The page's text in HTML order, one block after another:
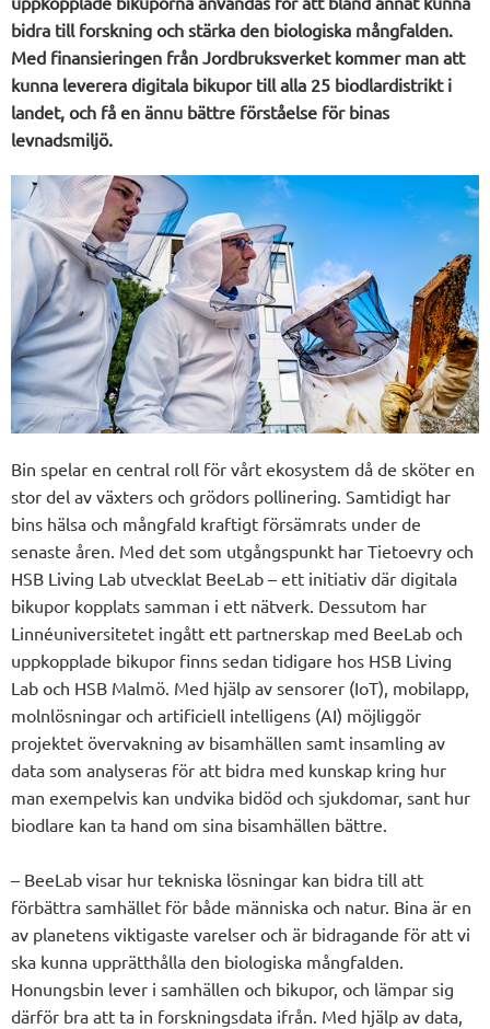
bidra till forskning och stärka den biologiska mångfalden.
Med finansieringen från Jordbruksverket kommer man att
kunna leverera digitala bikupor till alla 25 biodlardistrikt i
landet, och få en ännu bättre förståelse för binas
levnadsmiljö.
Bin spelar en central roll för vårt ekosystem då de sköter en
stor del av växters och grödors pollinering. Samtidigt har
bins hälsa och mångfald kraftigt försämrats under de
senaste åren. Med det som utgångspunkt har Tietoevry och
HSB Living Lab utvecklat BeeLab – ett initiativ där digitala
bikupor kopplats samman i ett nätverk. Dessutom har
Linnéuniversitetet ingått ett partnerskap med BeeLab och
uppkopplade bikupor finns sedan tidigare hos HSB Living
Lab och HSB Malmö. Med hjälp av sensorer (IoT), mobilapp,
molnlösningar och artificiell intelligens (AI) möjliggör
projektet övervakning av bisamhällen samt insamling av
data som analyseras för att bidra med kunskap kring hur
man exempelvis kan undvika bidöd och sjukdomar, sant hur
biodlare kan ta hand om sina bisamhällen bättre.
– BeeLab visar hur tekniska lösningar kan bidra till att
förbättra samhället för både människa och natur. Bina är en
av planetens viktigaste varelser och är bidragande för att vi
ska kunna upprätthålla den biologiska mångfalden.
Honungsbin lever i samhällen och bikupor, och lämpar sig
därför bra att ta in forskningsdata ifrån. Med hjälp av data,